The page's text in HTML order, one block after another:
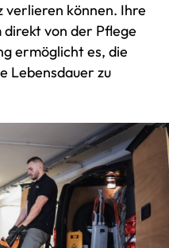
verlieren können. Ihre
von der Pflege
ermöglicht es, die
Lebensdauer zu